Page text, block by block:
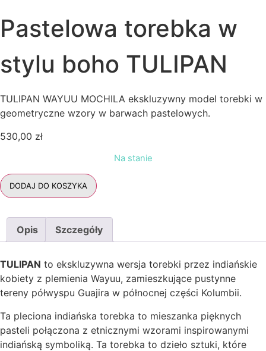
Pastelowa torebka w
stylu boho TULIPAN
TULIPAN WAYUU MOCHILA ekskluzywny model torebki w
geometryczne wzory w barwach pastelowych.
530,00 zł
Na stanie
ilość
Pastelowa
torebka
stylu
boho
TULIPAN
DODAJ DO KOSZYKA
Opis Szczegóły
TULIPAN to ekskluzywna wersja torebki przez indiańskie
kobiety z plemienia Wayuu, zamieszkujące pustynne
tereny półwyspu Guajira w północnej części Kolumbii.
Ta pleciona indiańska torebka to mieszanka pięknych
pasteli połączona z etnicznymi wzorami inspirowanymi
indiańską symboliką. Ta torebka to dzieło sztuki, które